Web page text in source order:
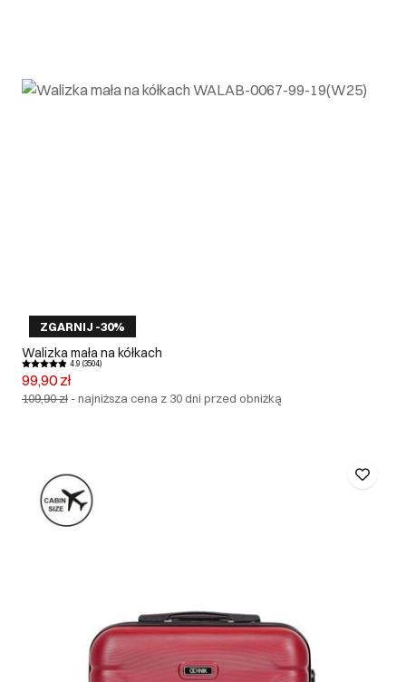
ZGARNIJ -30%
Walizka mała na kółkach
4.9 (3504)
99,90 zł
109,90 zł -najniższa cena z 30 dni przed obniżką